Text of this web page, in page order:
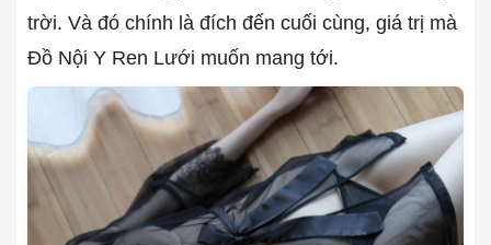
trời. Và đó chính là đích đến cuối cùng, giá trị mà
Đồ Nội Y Ren Lưới muốn mang tới.